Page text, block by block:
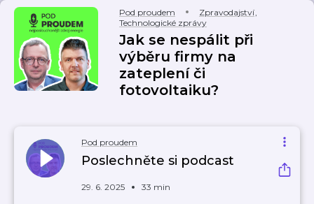
Pod proudem Zpravodajství,
Technologické zprávy
Jak se nespálit při
výběru firmy na
zateplení či
fotovoltaiku?
Pod proudem
Poslechněte si podcast
29. 6. 2025 33 min